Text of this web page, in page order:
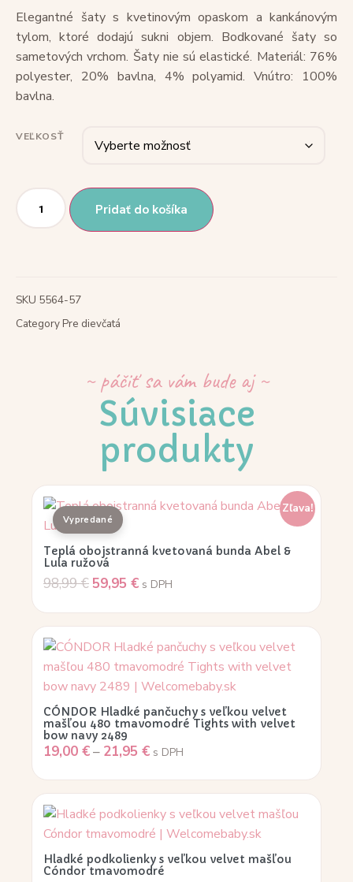
Elegantné šaty s kvetinovým opaskom a kankánovým
tylom, ktoré dodajú sukni objem. Bodkované šaty so
sametových vrchom. Šaty nie sú elastické. Materiál: 76%
polyester, 20% bavlna, 4% polyamid. Vnútro: 100%
bavlna.
VEĽKOSŤ
Pridať do košíka
SKU 5564-57
CategoryPre dievčatá
~ páčiť sa vám bude aj ~
Súvisiace
produkty
Zľava!
Teplá obojstranná kvetovaná bunda Abel &
Lula ružová
98,99€ 59,95 € s DPH
CÓNDOR Hladké pančuchy s veľkou velvet
mašľou 480 tmavomodré Tights with velvet
bow navy 2489
19,00 €– 21,95 € s DPH
Hladké podkolienky s veľkou velvet mašľou
Cóndor tmavomodré